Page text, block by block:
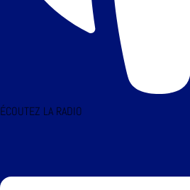
ÉCOUTEZ LA RADIO